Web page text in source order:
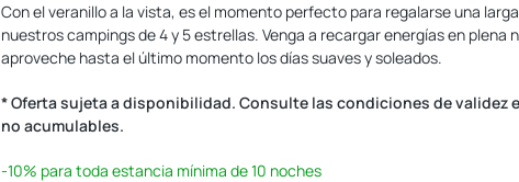
Con el veranillo a la vista, es el momento perfecto para regalarse una
nuestros campings de 4 y 5 estrellas. Venga a recargar energías en plena
aproveche hasta el último momento los días suaves y soleados.
* Oferta sujeta a disponibilidad. Consulte las condiciones de validez
no acumulables.
-10% para toda estancia mínima de 10 noches